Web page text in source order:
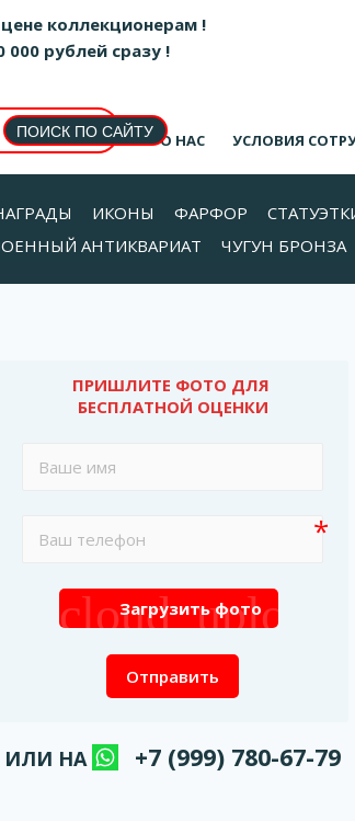
коллекционерам !
рублей сразу !
О НАС УСЛОВИЯ
ИКОНЫ ФАРФОР
АНТИКВАРИАТ ЧУГУН БРОНЗА
ПРИШЛИТЕ ФОТО ДЛЯ
БЕСПЛАТНОЙ ОЦЕНКИ
cloud_upload
Загрузить фото
Отправить
ИЛИ НА +7 (999) 780-67-79